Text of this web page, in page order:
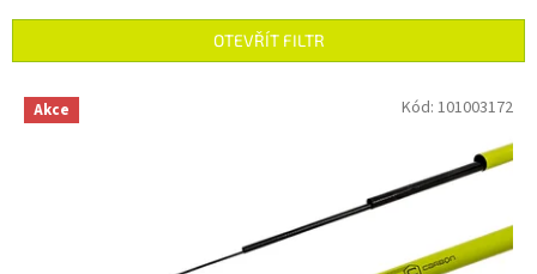
r
OTEVŘÍT FILTR
V Akce Kód: 101003172